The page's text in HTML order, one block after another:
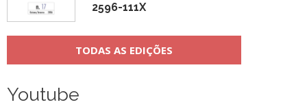
2596-111X
TODAS AS EDIÇÕES
Youtube